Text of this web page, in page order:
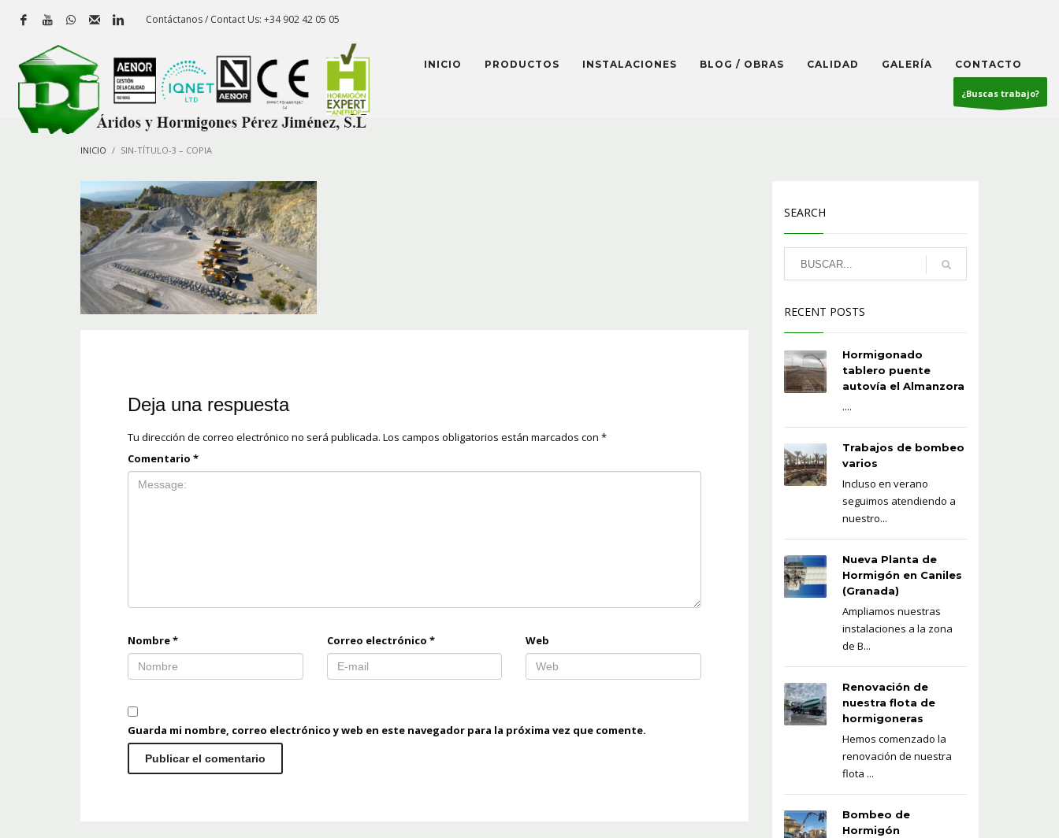
Contáctanos / Contact Us: +34 902 42 05 05
INICIO PRODUCTOS INSTALACIONES BLOG / OBRAS CALIDAD GALERÍA CONTACTO
¿Buscas trabajo?
INICIO SIN-TÍTULO-3 – COPIA
Deja una respuesta
Tu dirección de correo electrónico no será publicada. Los campos obligatorios están marcados con *
Comentario *
Nombre* Correo electrónico * Web
Guarda mi nombre, correo electrónico y web en este navegador para la próxima vez que comente.
SEARCH
RECENT POSTS
Hormigonado
tablero puente
autovía el Almanzora
....
Trabajos de bombeo
varios
Incluso en verano
seguimos atendiendo a
nuestro...
Nueva Planta de
Hormigón en Caniles
(Granada)
Ampliamos nuestras
instalaciones a la zona
de B...
Renovación de
nuestra flota de
hormigoneras
Hemos comenzado la
renovación de nuestra
flota ...
Bombeo de
Hormigón